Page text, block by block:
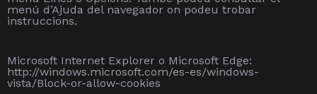
menú d’Ajuda del navegador on podeu trobar
instruccions.
Microsoft Internet Explorer o Microsoft Edge:
http://windows.microsoft.com/es-es/windows-
vista/Block-or-allow-cookies